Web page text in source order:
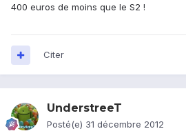
400 euros de moins que le S2 !
Citer
UnderstreeT
Posté(e) 31 décembre 2012